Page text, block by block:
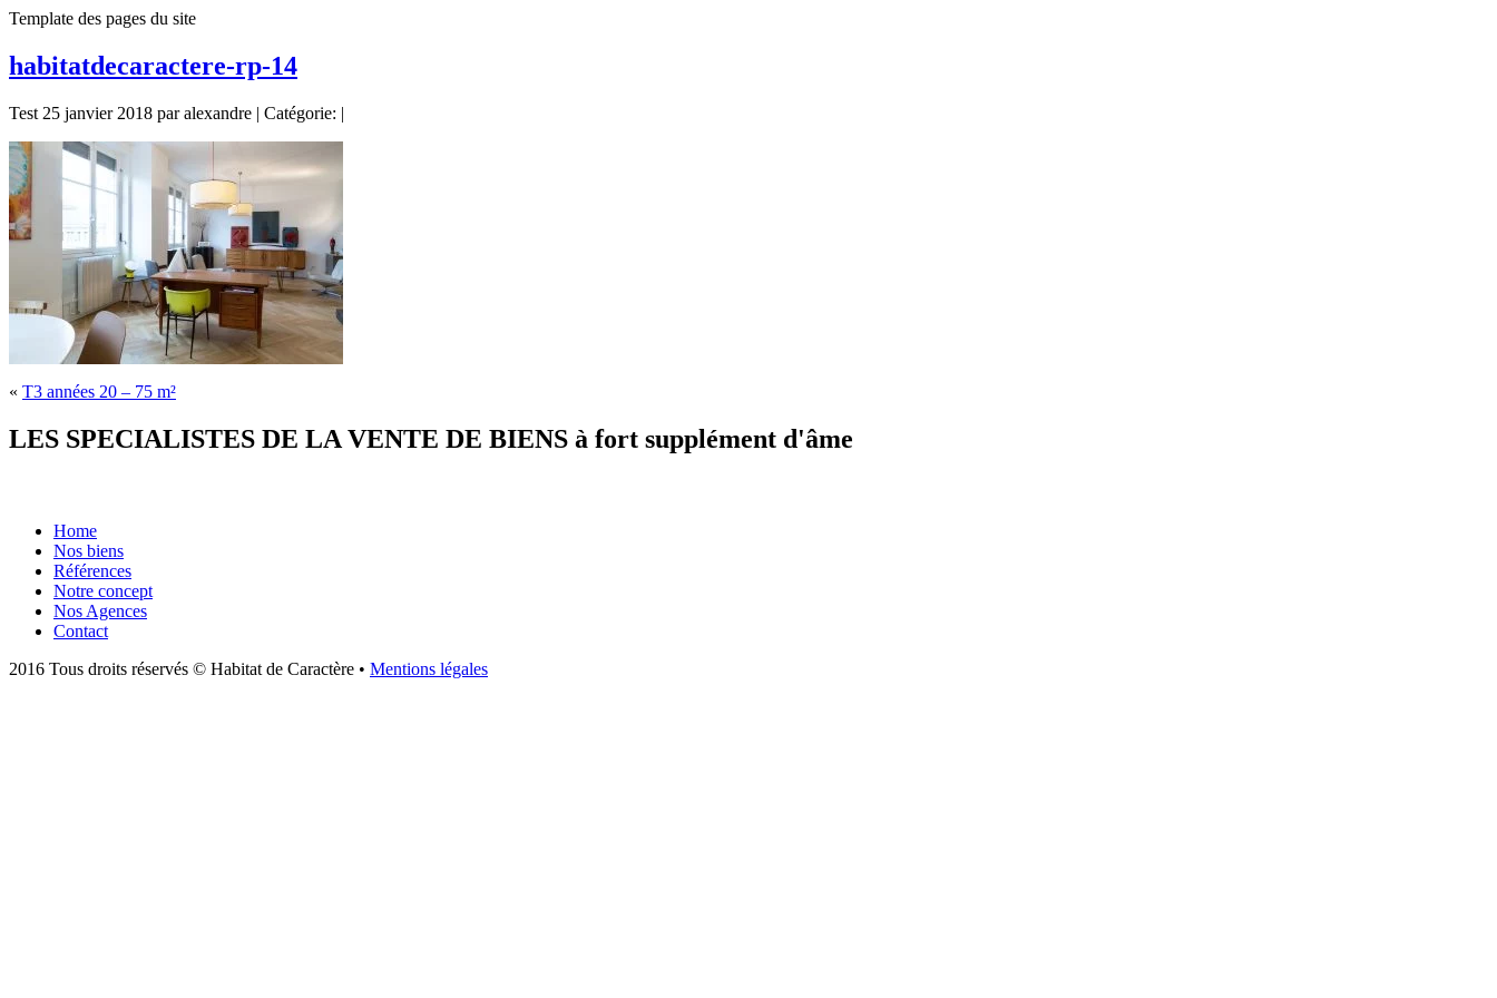
Template des pages du site
habitatdecaractere-rp-14
Test 25 janvier 2018 par alexandre | Catégorie: |
« T3 années 20 – 75 m²
LES SPECIALISTES DE LA VENTE DE BIENS à fort supplément d'âme
Home
Nos biens
Références
Notre concept
Nos Agences
Contact
2016 Tous droits réservés © Habitat de Caractère • Mentions légales